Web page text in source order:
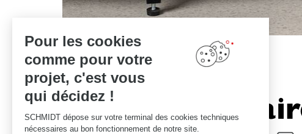
Pour les cookies
comme pour votre
projet, c'est vous
qui décidez !
SCHMIDT dépose sur votre terminal des cookies techniques
nécessaires au bon fonctionnement de notre site.
Le savoir-